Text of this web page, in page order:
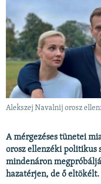
A PÉNZ NYOMÁBAN
EURÓPAI UNIÓ
VILÁG
KLÍMAVÁLTOZÁS
A MÚLT TANULSÁGAI
Valamennyi RFE/RL
Alekszej Navalnij orosz
A mérgezéses tünetei
orosz ellenzéki politikus
mindenáron
hazatérjen, de ő eltökélt.